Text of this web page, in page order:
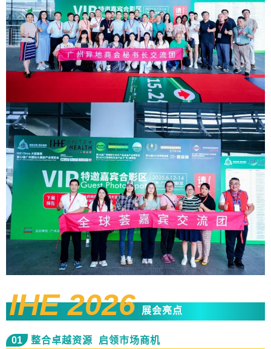
IHE 2026 展会亮点
01 整合卓越资源 启领市场商机